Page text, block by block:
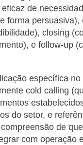
de
forma
closing
e follow-up
específica
cold calling
do setor, e
de
com operação